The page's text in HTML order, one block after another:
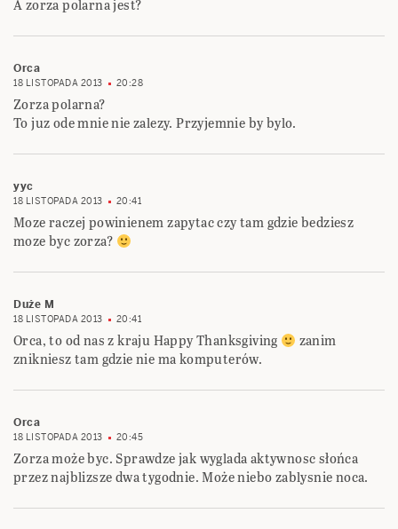
A zorza polarna jest?
Orca
18 LISTOPADA 2013 20:28
Zorza polarna?
To juz ode mnie nie zalezy. Przyjemnie by bylo.
yyc
18 LISTOPADA 2013 20:41
Moze raczej powinienem zapytac czy tam gdzie bedziesz
moze byc zorza?
Duże M
18 LISTOPADA 2013 20:41
Orca, to od nas z kraju Happy Thanksgiving
zanim
znikniesz tam gdzie nie ma komputerów.
Orca
18 LISTOPADA 2013 20:45
Zorza może byc. Sprawdze jak wyglada aktywnosc słońca
przez najblizsze dwa tygodnie. Może niebo zablysnie noca.